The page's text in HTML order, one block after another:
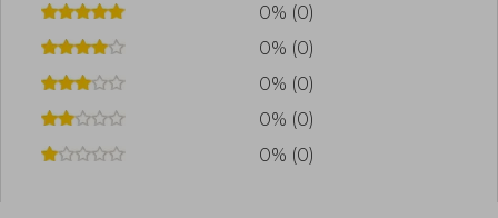
0% (0)
0% (0)
0% (0)
0% (0)
0% (0)